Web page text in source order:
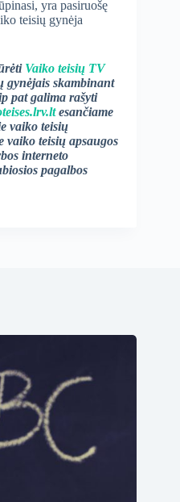
yra pasiruošę
teisių gynėja
Vaiko teisių TV
gynėjais skambinant
pat galima rašyti
esančiame
vaiko teisių
vaiko teisių apsaugos
interneto
pagalbos